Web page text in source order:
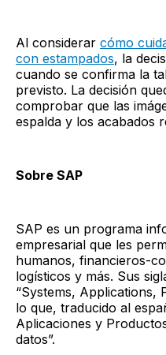
Al considerar cómo
con estampados, la
cuando se confirma la
previsto. La decisión
comprobar que las
espalda y los acabados
Sobre SAP
SAP es un programa
empresarial que les
humanos, financieros-
logísticos y más. Sus
“Systems, Applications,
lo que, traducido al
Aplicaciones y
datos”.